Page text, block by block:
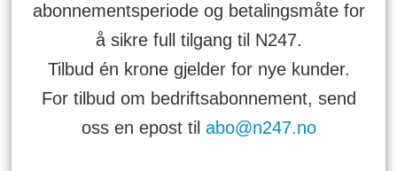
abonnementsperiode og betalingsmåte for
å sikre full tilgang til N247.
Tilbud én krone gjelder for nye kunder.
For tilbud om bedriftsabonnement, send
oss en epost til abo@n247.no